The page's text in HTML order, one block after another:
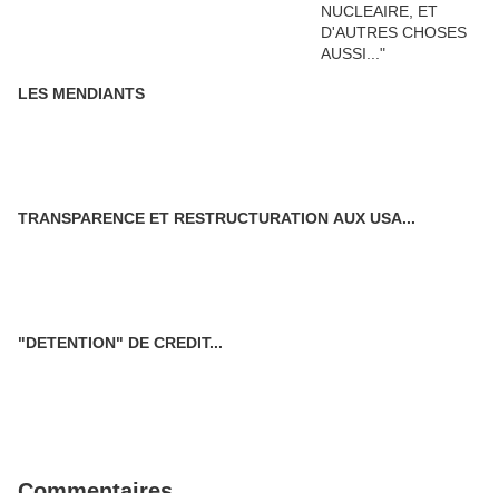
LES MENDIANTS
TRANSPARENCE ET RESTRUCTURATION AUX USA...
"DETENTION" DE CREDIT...